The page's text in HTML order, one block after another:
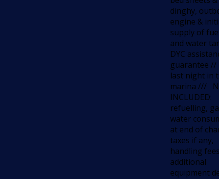
dinghy,
engine &
supply of
and water
DYC
guarantee //
last night in
marina ///
INCLUDED:
refuelling,
water
at end of
taxes if any,
handling
additional
equipment